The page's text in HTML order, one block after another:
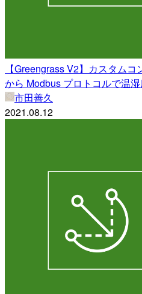
【Greengrass V2】カスタム
から Modbus プロトコルで温
市田善久
2021.08.12